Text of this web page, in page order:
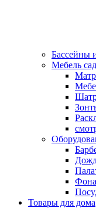
Бассейны
Мебель
Товары для дома